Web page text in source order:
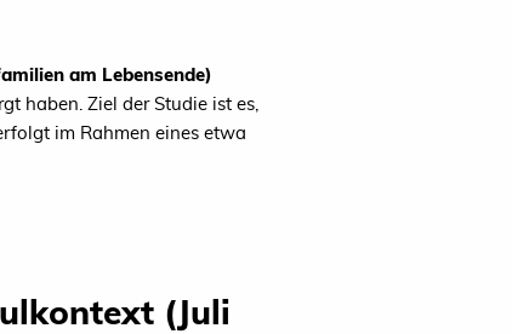
am Lebensende)
haben. Ziel der Studie ist es,
im Rahmen eines etwa
(Juli